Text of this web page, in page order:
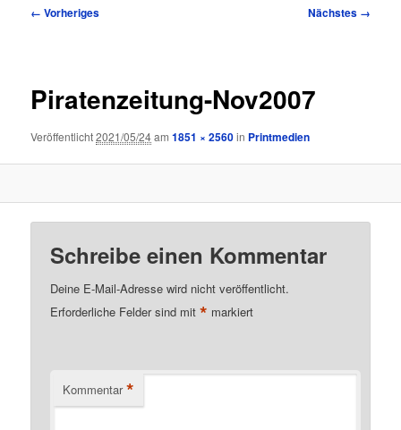
Bilder-
← Vorheriges Nächstes →
Piratenzeitung-Nov2007
Veröffentlicht2021/05/24am1851 × 2560in Printmedien
Schreibe einen Kommentar
Deine E-Mail-Adresse wird nicht veröffentlicht.
Erforderliche Felder sind mit* markiert
Kommentar *